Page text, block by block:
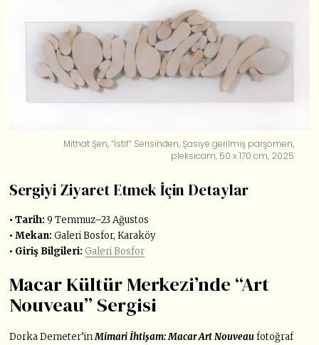
Mithat Şen, “İstif” Serisinden, Şasiye gerilmiş parşömen,
pleksicam, 50 x 170 cm, 2025
Sergiyi Ziyaret Etmek İçin Detaylar
• Tarih: 9 Temmuz–23 Ağustos
• Mekan:Galeri Bosfor, Karaköy
• Giriş Bilgileri: Galeri Bosfor
Macar Kültür Merkezi’nde “Art
Nouveau” Sergisi
Dorka Demeter’inMimari İhtişam: Macar Art Nouveau fotoğraf